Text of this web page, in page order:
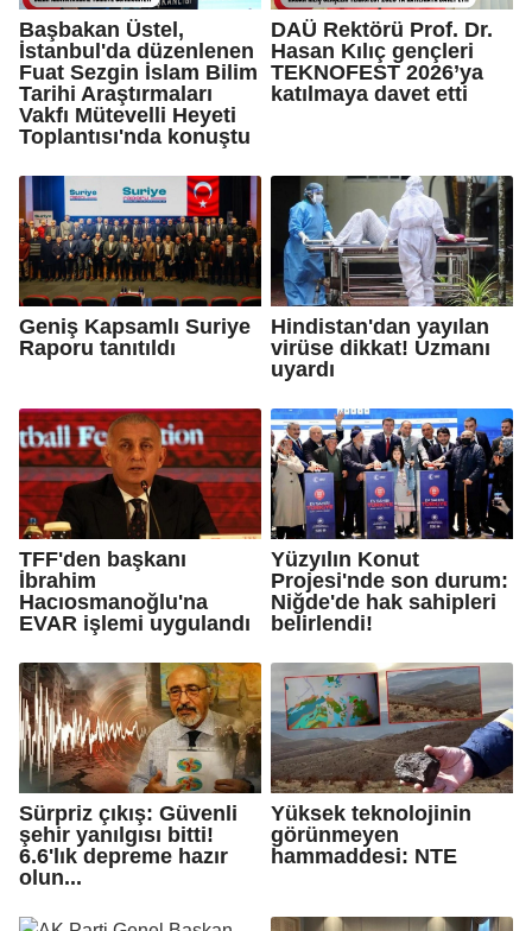
Başbakan Üstel,
İstanbul'da düzenlenen
Fuat Sezgin İslam Bilim
Tarihi Araştırmaları
Vakfı Mütevelli Heyeti
Toplantısı'nda konuştu
DAÜ Rektörü Prof. Dr.
Hasan Kılıç gençleri
TEKNOFEST 2026’ya
katılmaya davet etti
Geniş Kapsamlı Suriye
Raporu tanıtıldı
Hindistan'dan yayılan
virüse dikkat! Uzmanı
uyardı
TFF'den başkanı
İbrahim
Hacıosmanoğlu'na
EVAR işlemi uygulandı
Yüzyılın Konut
Projesi'nde son durum:
Niğde'de hak sahipleri
belirlendi!
Sürpriz çıkış: Güvenli
şehir yanılgısı bitti!
6.6'lık depreme hazır
olun...
Yüksek teknolojinin
görünmeyen
hammaddesi: NTE